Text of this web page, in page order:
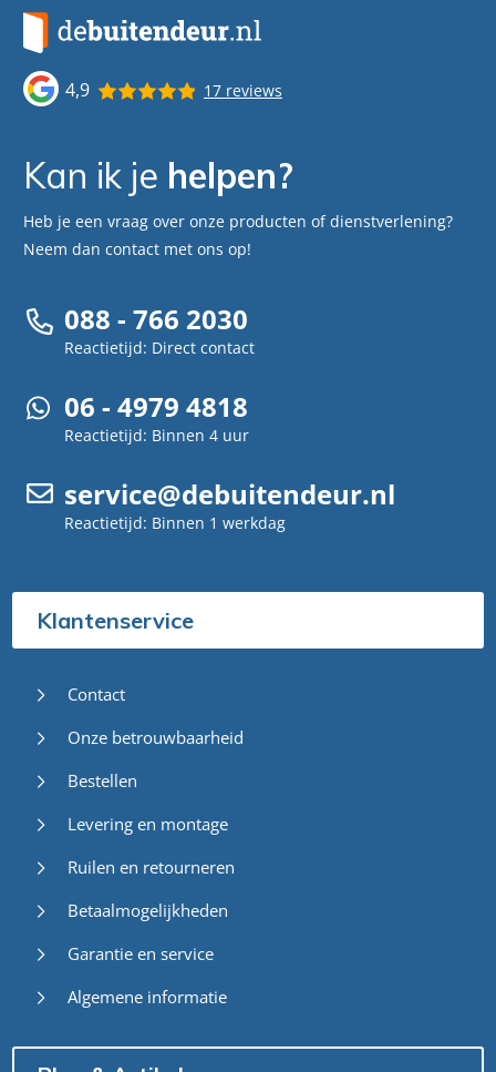
4,9 17 reviews
Kan ik je helpen?
Heb je een vraag over onze producten of dienstverlening?
Neem dan contact met ons op!
088 - 766 2030
Reactietijd: Direct contact
06 - 4979 4818
Reactietijd: Binnen 4 uur
service@debuitendeur.nl
Reactietijd: Binnen 1 werkdag
Klantenservice
Contact
Onze betrouwbaarheid
Bestellen
Levering en montage
Ruilen en retourneren
Betaalmogelijkheden
Garantie en service
Algemene informatie